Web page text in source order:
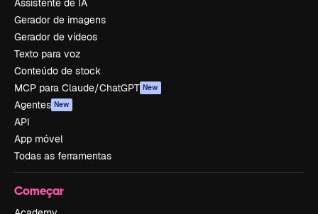
Assistente de IA
Gerador de imagens
Gerador de vídeos
Texto para voz
Conteúdo de stock
MCP para Claude/ChatGPT New
Agentes New
API
App móvel
Todas as ferramentas
Começar